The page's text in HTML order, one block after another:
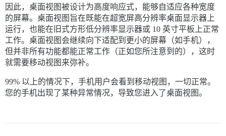
因此，桌面视图被设计为高度响应式，能够自适应各种宽度
的屏幕。桌面视图旨在既能在超宽屏高分辨率桌面显示器上
运行，也能在旧式方形低分辨率显示器或 10 英寸平板上正常
工作。桌面视图会继续向下适配到更小的屏幕（如手机），
但并非所有功能都能正常工作（正如您所注意到的），这时
就需要移动视图来弥补。
99% 以上的情况下，手机用户会看到移动视图，一切正常。
您的手机出现了某种异常情况，导致您进入了桌面视图。